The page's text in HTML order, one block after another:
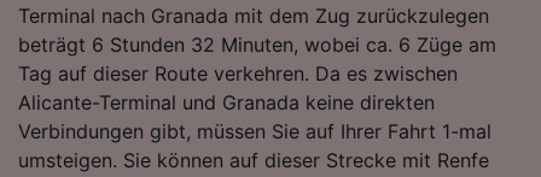
Terminal nach Granada mit dem Zug zurückzulegen
beträgt 6 Stunden 32 Minuten, wobei ca. 6 Züge am
Tag auf dieser Route verkehren. Da es zwischen
Alicante-Terminal und Granada keine direkten
Verbindungen gibt, müssen Sie auf Ihrer Fahrt 1-mal
umsteigen. Sie können auf dieser Strecke mit Renfe
Folgendes bereitzustellen:
Verwendung genauer Standortdaten.
Endgeräteeigenschaften zur Identifikation
aktiv abfragen. Speichern von oder Zugriff auf
Informationen auf einem Endgerät.
Personalisierte Werbung und Inhalte, Messung
von Werbeleistung und der Performance von